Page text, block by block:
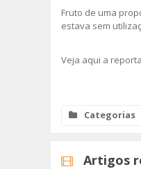
Fruto de uma
estava sem
Veja aqui a
Categorias
Artigos